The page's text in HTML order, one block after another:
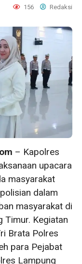
156 Redaksi
– Kapolres
upacara
masyarakat
dalam
masyarakat di
Timur. Kegiatan
Brata Polres
para Pejabat
Lampung